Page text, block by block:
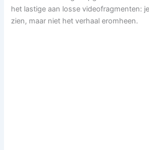
het lastige aan losse videofragmenten:
zien, maar niet het verhaal eromheen.